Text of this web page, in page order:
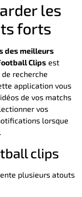
les
forts
des meilleurs
Clips est
recherche
application vous
de vos matchs
vos
lorsque
clips
plusieurs atouts